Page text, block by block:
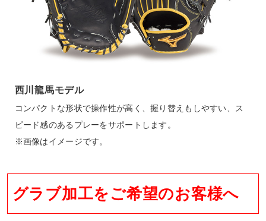
西川龍馬モデル
コンパクトな形状で操作性が高く、握り替えもしやすい、ス
ピード感のあるプレーをサポートします。
※画像はイメージです。
グラブ加工をご希望のお客様へ